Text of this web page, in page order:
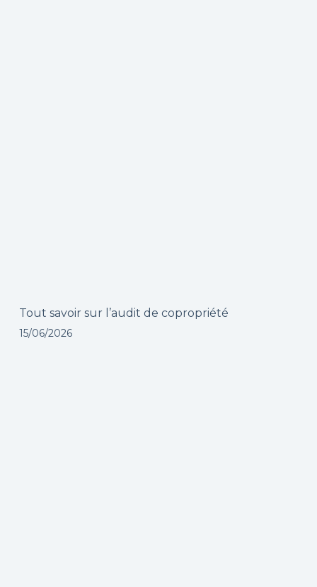
Tout savoir sur l’audit de copropriété
15/06/2026